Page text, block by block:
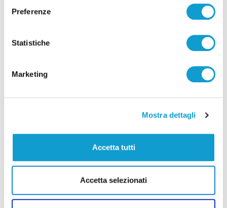
Preferenze
Statistiche
Marketing
Mostra dettagli
Accetta tutti
Accetta selezionati